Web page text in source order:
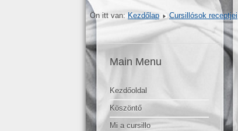
Ön itt van: Kezdőlap Cursillósok receptjei
Main Menu
Kezdőoldal
Köszöntő
Mi a cursillo